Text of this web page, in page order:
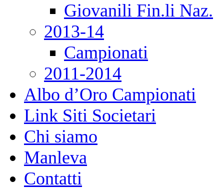
Giovanili Fin.li Naz.
2013-14
Campionati
2011-2014
Albo d’Oro Campionati
Link Siti Societari
Chi siamo
Manleva
Contatti